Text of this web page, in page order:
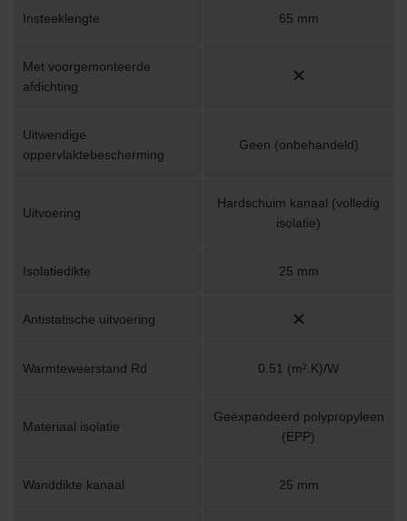
Insteeklengte 65 mm
Met voorgemonteerde
afdichting
Uitwendige
oppervlaktebescherming
Geen (onbehandeld)
Uitvoering
Hardschuim kanaal (volledig
isolatie)
Isolatiedikte 25 mm
Antistatische uitvoering
Warmteweerstand Rd 0.51 (m².K)/W
Materiaal isolatie
Geëxpandeerd polypropyleen
(EPP)
Wanddikte kanaal 25 mm